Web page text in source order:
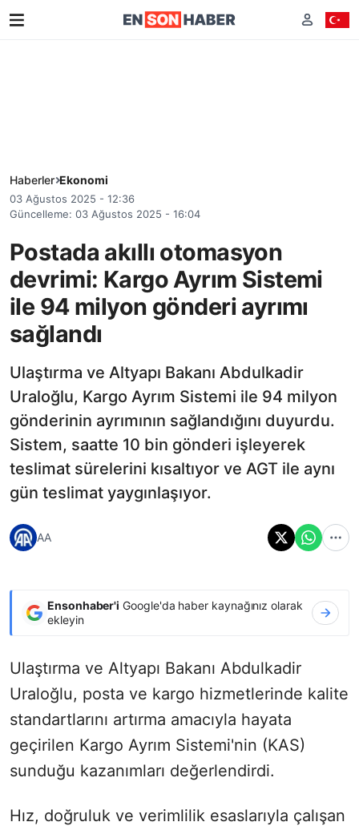
Haberler Ekonomi
03 Ağustos 2025 - 12:36
Güncelleme: 03 Ağustos 2025 - 16:04
Postada akıllı otomasyon
devrimi: Kargo Ayrım Sistemi
ile 94 milyon gönderi ayrımı
sağlandı
Ulaştırma ve Altyapı Bakanı Abdulkadir
Uraloğlu, Kargo Ayrım Sistemi ile 94 milyon
gönderinin ayrımının sağlandığını duyurdu.
Sistem, saatte 10 bin gönderi işleyerek
teslimat sürelerini kısaltıyor ve AGT ile aynı
gün teslimat yaygınlaşıyor.
AA
Ensonhaber'i Google'da haber kaynağınız olarak
ekleyin
Ulaştırma ve Altyapı Bakanı Abdulkadir
Uraloğlu, posta ve kargo hizmetlerinde kalite
standartlarını artırma amacıyla hayata
geçirilen Kargo Ayrım Sistemi'nin (KAS)
sunduğu kazanımları değerlendirdi.
Hız, doğruluk ve verimlilik esaslarıyla çalışan